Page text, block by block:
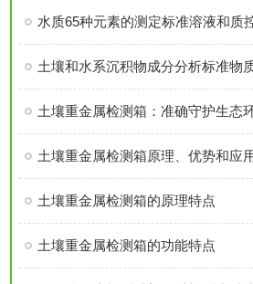
水质65种元素的测定标准溶液和质
土壤和水系沉积物成分分析标准物
土壤重金属检测箱：准确守护生态
土壤重金属检测箱原理、优势和应
土壤重金属检测箱的原理特点
土壤重金属检测箱的功能特点